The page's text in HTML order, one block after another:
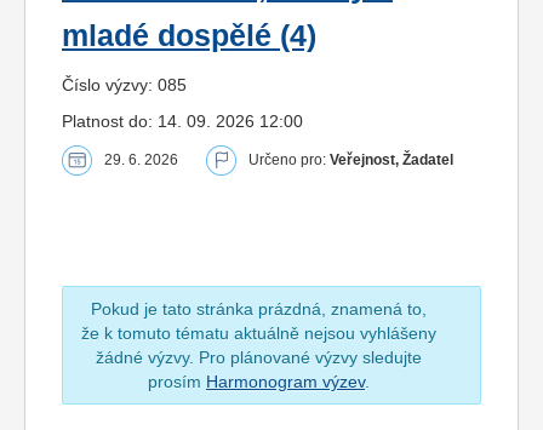
mladé dospělé (4)
Číslo výzvy: 085
Platnost do: 14. 09. 2026 12:00
29. 6. 2026 Určeno pro: Veřejnost, Žadatel
Pokud je tato stránka prázdná, znamená to,
že k tomuto tématu aktuálně nejsou vyhlášeny
žádné výzvy. Pro plánované výzvy sledujte
prosím Harmonogram výzev.